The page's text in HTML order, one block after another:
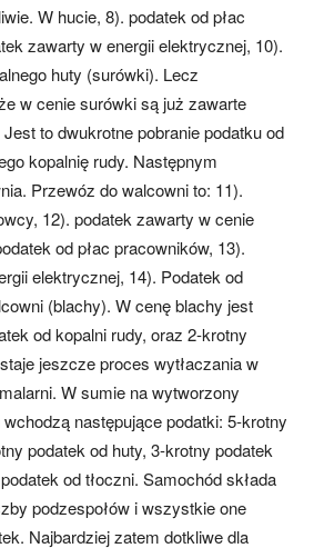
W hucie, 8). podatek od płac
zawarty w energii elektrycznej, 10).
huty (surówki). Lecz
w cenie surówki są już zawarte
to dwukrotne pobranie podatku od
kopalnię rudy. Następnym
Przewóz do walcowni to: 11).
12). podatek zawarty w cenie
od płac pracowników, 13).
elektrycznej, 14). Podatek od
(blachy). W cenę blachy jest
od kopalni rudy, oraz 2-krotny
jeszcze proces wytłaczania w
W sumie na wytworzony
następujące podatki: 5-krotny
podatek od huty, 3-krotny podatek
od tłoczni. Samochód składa
podzespołów i wszystkie one
Najbardziej zatem dotkliwe dla